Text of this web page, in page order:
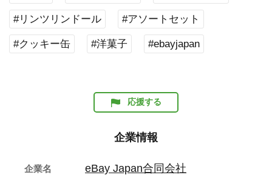
#リンツリンドール #アソートセット
#クッキー缶 #洋菓子 #ebayjapan
応援する
企業情報
企業名 eBay Japan合同会社